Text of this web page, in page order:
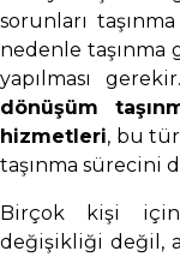
sorunları
nedenle taşınma
yapılması
dönüşüm
hizmetleri, bu
taşınma sürecini
Birçok kişi
değişikliği değil,